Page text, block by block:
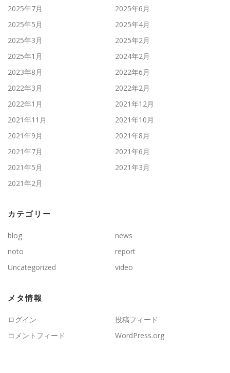
2025年7月
2025年6月
2025年5月
2025年4月
2025年3月
2025年2月
2025年1月
2024年2月
2023年8月
2022年6月
2022年3月
2022年2月
2022年1月
2021年12月
2021年11月
2021年10月
2021年9月
2021年8月
2021年7月
2021年6月
2021年5月
2021年3月
2021年2月
カテゴリー
blog
news
noto
report
Uncategorized
video
メタ情報
ログイン
投稿フィード
コメントフィード
WordPress.org